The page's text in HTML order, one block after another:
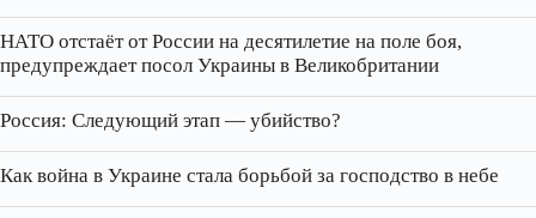
НАТО отстаёт от России на десятилетие на поле боя,
предупреждает посол Украины в Великобритании
Россия: Следующий этап — убийство?
Как война в Украине стала борьбой за господство в небе